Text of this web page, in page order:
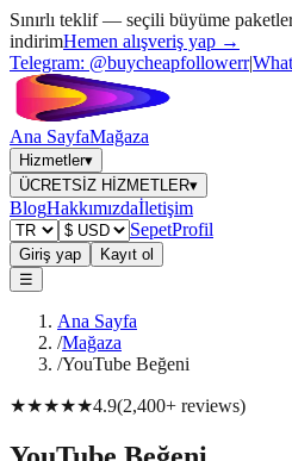
Sınırlı teklif — seçili büyüme
indirimHemen alışveriş yap →
Telegram: @buycheapfollowerr|
Ana SayfaMağaza
Hizmetler▾
ÜCRETSİZ HİZMETLER▾
BlogHakkımızdaİletişim
SepetProfil
Giriş yap
Kayıt ol
☰
Ana Sayfa
/Mağaza
/YouTube Beğeni
★★★★★4.9(2,400+ reviews)